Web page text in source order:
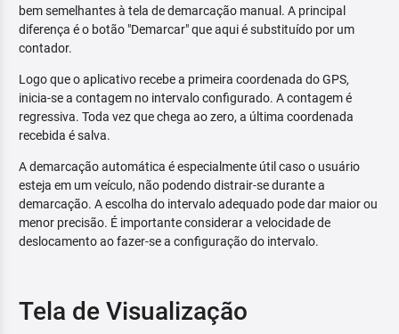
bem semelhantes à tela de demarcação manual. A principal
diferença é o botão "Demarcar" que aqui é substituído por um
contador.
Logo que o aplicativo recebe a primeira coordenada do GPS,
inicia-se a contagem no intervalo configurado. A contagem é
regressiva. Toda vez que chega ao zero, a última coordenada
recebida é salva.
A demarcação automática é especialmente útil caso o usuário
esteja em um veículo, não podendo distrair-se durante a
demarcação. A escolha do intervalo adequado pode dar maior ou
menor precisão. É importante considerar a velocidade de
deslocamento ao fazer-se a configuração do intervalo.
Tela de Visualização